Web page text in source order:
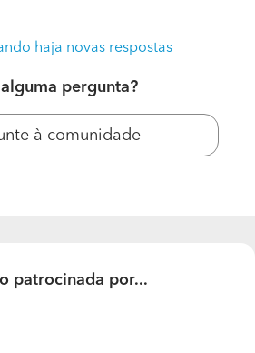
porta da arrecadação que neste
por uma porta de servico
haja novas respostas
alguma pergunta?
à comunidade
patrocinada por...